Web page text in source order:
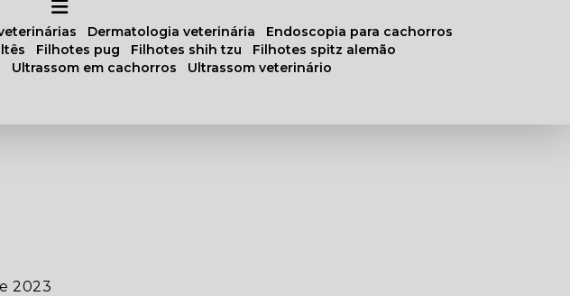
dermatologia veterinária
endoscopia para cachorros
filhotes pug filhotes shih tzu
filhotes spitz alemão
ultrassom em cachorros
ultrassom veterinário
2023